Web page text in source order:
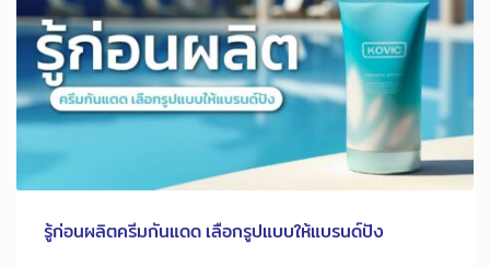
รู้ก่อนผลิตครีมกันแดด เลือกรูปแบบให้แบรนด์ปัง